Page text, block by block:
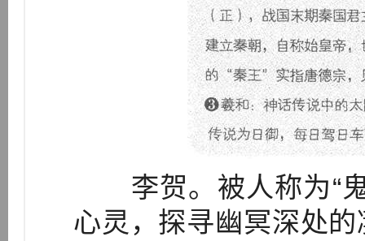
李贺。被人称为“鬼
心灵，探寻幽冥深处